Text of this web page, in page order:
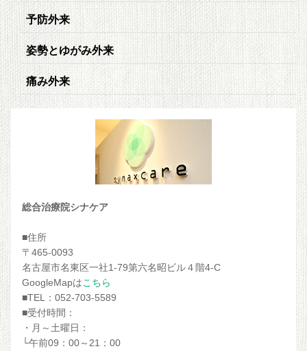
予防外来
姿勢とゆがみ外来
痛み外来
総合治療院シナケア
■住所
〒465-0093
名古屋市名東区一社1-79第六名昭ビル４階4-C
GoogleMapはこちら
■TEL：052-703-5589
■受付時間：
・月～土曜日：
└午前09：00～21：00